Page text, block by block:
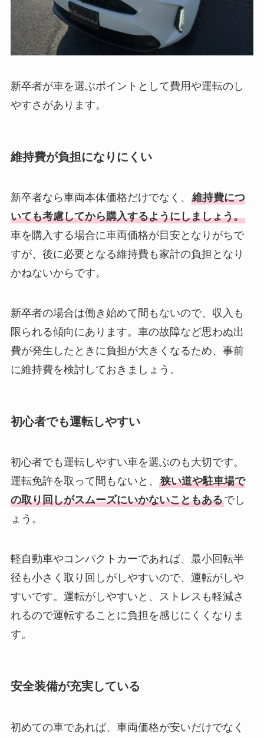
新卒者が車を選ぶポイントとして費用や運転のし
やすさがあります。
維持費が負担になりにくい
新卒者なら車両本体価格だけでなく、 維持費につ
いても考慮してから購入するようにしましょう。
車を購入する場合に車両価格が目安となりがちで
すが、後に必要となる維持費も家計の負担となり
かねないからです。
新卒者の場合は働き始めて間もないので、収入も
限られる傾向にあります。車の故障など思わぬ出
費が発生したときに負担が大きくなるため、事前
に維持費を検討しておきましょう。
初心者でも運転しやすい
初心者でも運転しやすい車を選ぶのも大切です。
運転免許を取って間もないと、 狭い道や駐車場で
の取り回しがスムーズにいかないこともあるでし
ょう。
軽自動車やコンパクトカーであれば、最小回転半
径も小さく取り回しがしやすいので、運転がしや
すいです。運転がしやすいと、ストレスも軽減さ
れるので運転することに負担を感じにくくなりま
す。
安全装備が充実している
初めての車であれば、車両価格が安いだけでなく